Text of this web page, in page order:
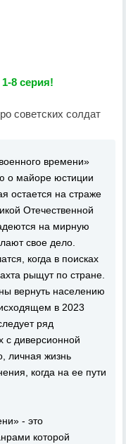
8 серия!
советских солдат
времени»
о майоре юстиции
остается на страже
Отечественной
на мирную
свое дело.
когда в поисках
рыщут по стране.
вернуть населению
в 2023
ряд
с диверсионной
личная жизнь
когда на ее пути
- это
которой